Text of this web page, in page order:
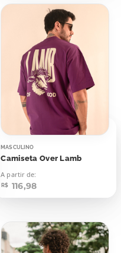
MASCULINO
Camiseta Over Lamb
A partir de:
R$ 116,98